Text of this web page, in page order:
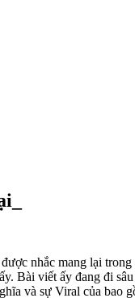
nhắc mang lại
Bài viết ấy đang đi
và sự Viral của bao